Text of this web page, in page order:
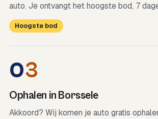
auto. Je ontvangt het hoogste bod, 7
Hoogste bod
03
Ophalen in Borssele
Akkoord? Wij komen je auto gratis